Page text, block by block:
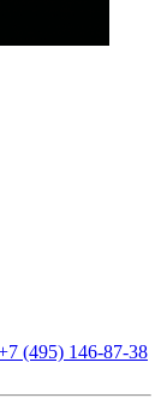
(495) 146-87-38